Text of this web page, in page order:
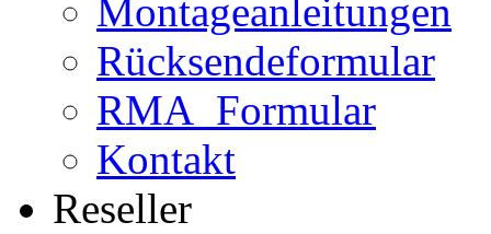
Montageanleitungen
Rücksendeformular
RMA_Formular
Kontakt
Reseller